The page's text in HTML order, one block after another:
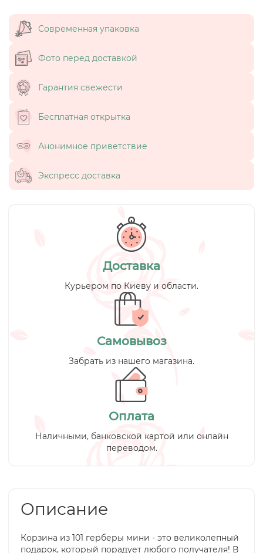
Современная упаковка
Фото перед доставкой
Гарантия свежести
Бесплатная открытка
Анонимное приветствие
Экспресс доставка
Доставка
Курьером по Киеву и области.
Самовывоз
Забрать из нашего магазина.
Оплата
Наличными, банковской картой или онлайн
переводом.
Описание
Корзина из 101 герберы мини - это великолепный
подарок, который порадует любого получателя! В